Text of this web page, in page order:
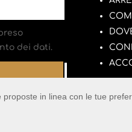
dei dati.
in linea con le tue